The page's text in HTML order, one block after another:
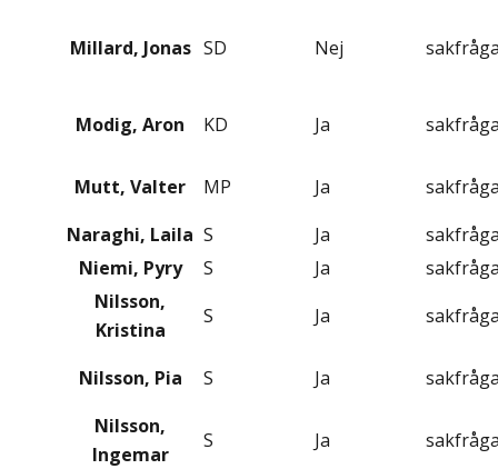
Millard, Jonas SD Nej
Modig, Aron KD Ja
Mutt, Valter MP Ja
Naraghi, Laila S Ja
Niemi, Pyry
S Ja
Nilsson,
Kristina
S Ja
Nilsson, Pia S Ja
Nilsson,
Ingemar
S Ja